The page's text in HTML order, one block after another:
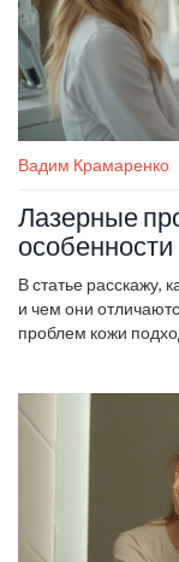
Вадим Крамаренко
Лазерные
особенности
В статье расскажу,
и чем они
проблем кожи
о лазерной
ждать от лазера и